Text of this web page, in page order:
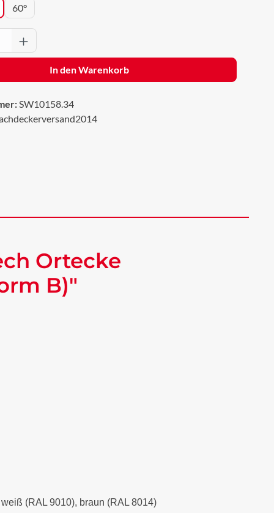
60°
Gib den gewünschten Wert ein
In den Warenkorb
SW10158.34
Ortecke
B)"
(RAL 9010), braun (RAL 8014)